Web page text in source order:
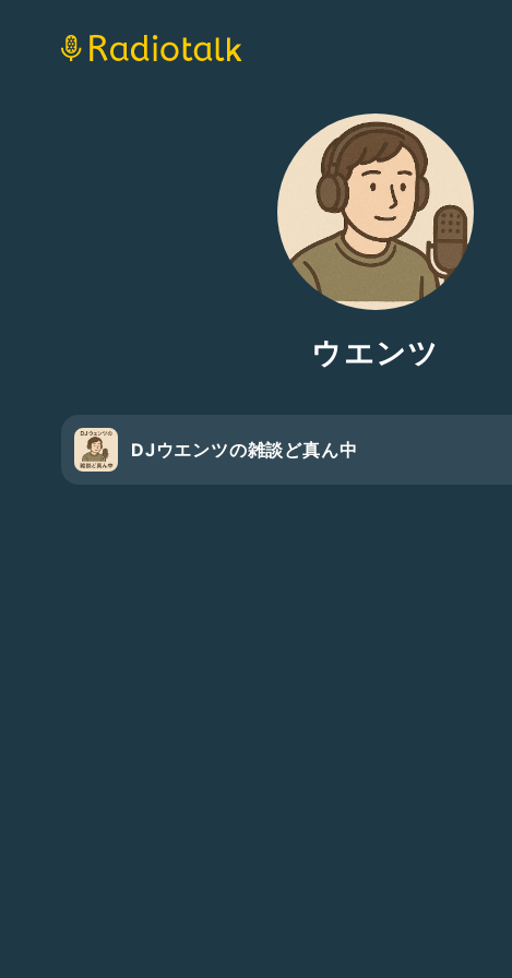
ウエンツ
DJウエンツの雑談ど真ん中